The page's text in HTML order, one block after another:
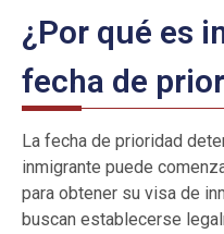
¿Por qué es
fecha de
La fecha de prioridad
inmigrante puede
para obtener su visa de
buscan establecerse